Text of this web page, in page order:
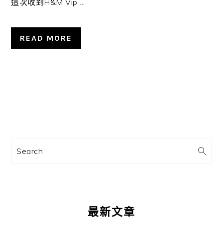
這次收到H&M Vip ...
READ MORE
訊
Search
最新文章